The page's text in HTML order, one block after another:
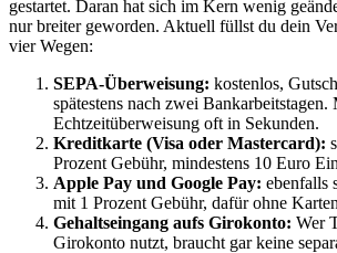
gestartet. Daran hat sich im Kern wenig
nur breiter geworden. Aktuell füllst du dein
vier Wegen:
SEPA-Überweisung: kostenlos,
spätestens nach zwei Bankarbeitstagen.
Echtzeitüberweisung oft in Sekunden.
Kreditkarte (Visa oder Mastercard):
Prozent Gebühr, mindestens 10 Euro
Apple Pay und Google Pay: ebenfalls
mit 1 Prozent Gebühr, dafür ohne
Gehaltseingang aufs Girokonto: Wer
Girokonto nutzt, braucht gar keine